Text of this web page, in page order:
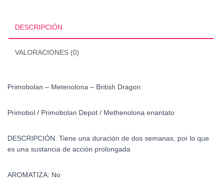
DESCRIPCIÓN
VALORACIONES (0)
Primobolan – Metenolona – British Dragon
Primobol / Primobolan Depot / Methenolona enantato
DESCRIPCIÓN: Tiene una duración de dos semanas, por lo que
es una sustancia de acción prolongada
AROMATIZA: No